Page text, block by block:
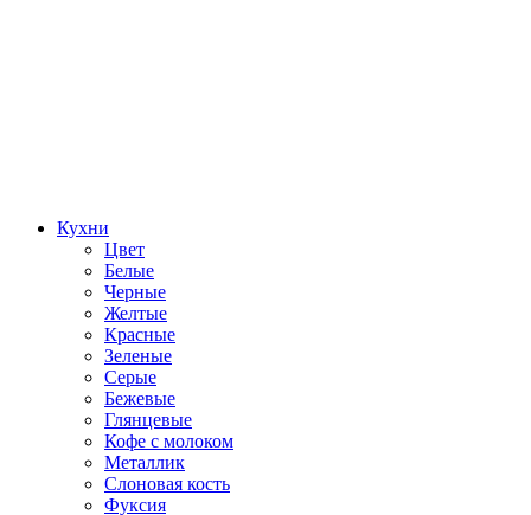
Кухни
Цвет
Белые
Черные
Желтые
Красные
Зеленые
Серые
Бежевые
Глянцевые
Кофе с молоком
Металлик
Слоновая кость
Фуксия